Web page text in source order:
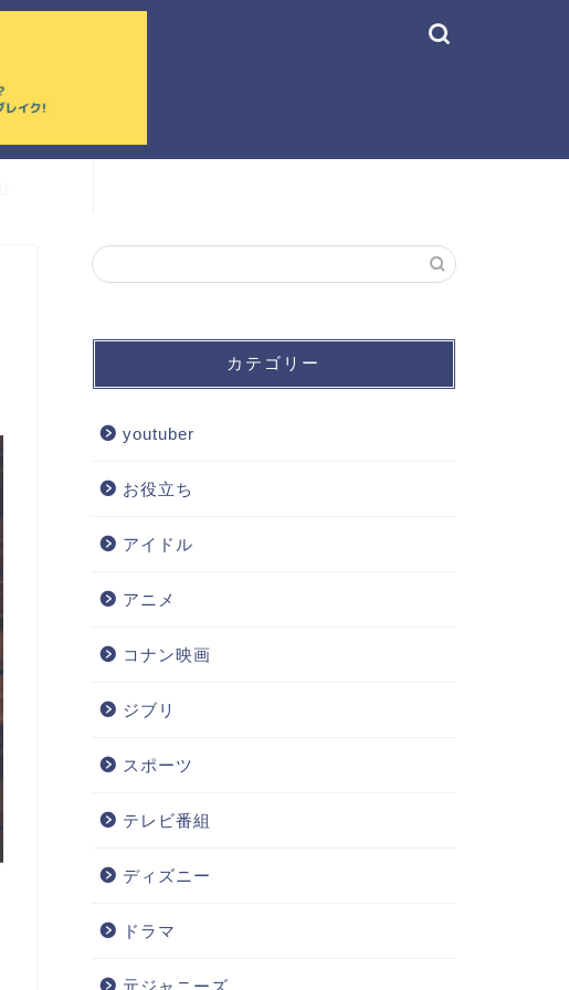
カテゴリー
youtuber
お役立ち
アイドル
アニメ
コナン映画
ジブリ
スポーツ
テレビ番組
ディズニー
ドラマ
元ジャニーズ